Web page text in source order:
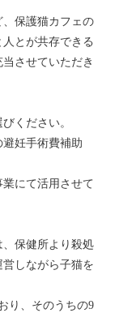
保護猫カフェの
とが共存できる
させていただき
ください。
避妊手術費補助
にて活用させて
保健所より殺処
しながら子猫を
り、そのうちの9